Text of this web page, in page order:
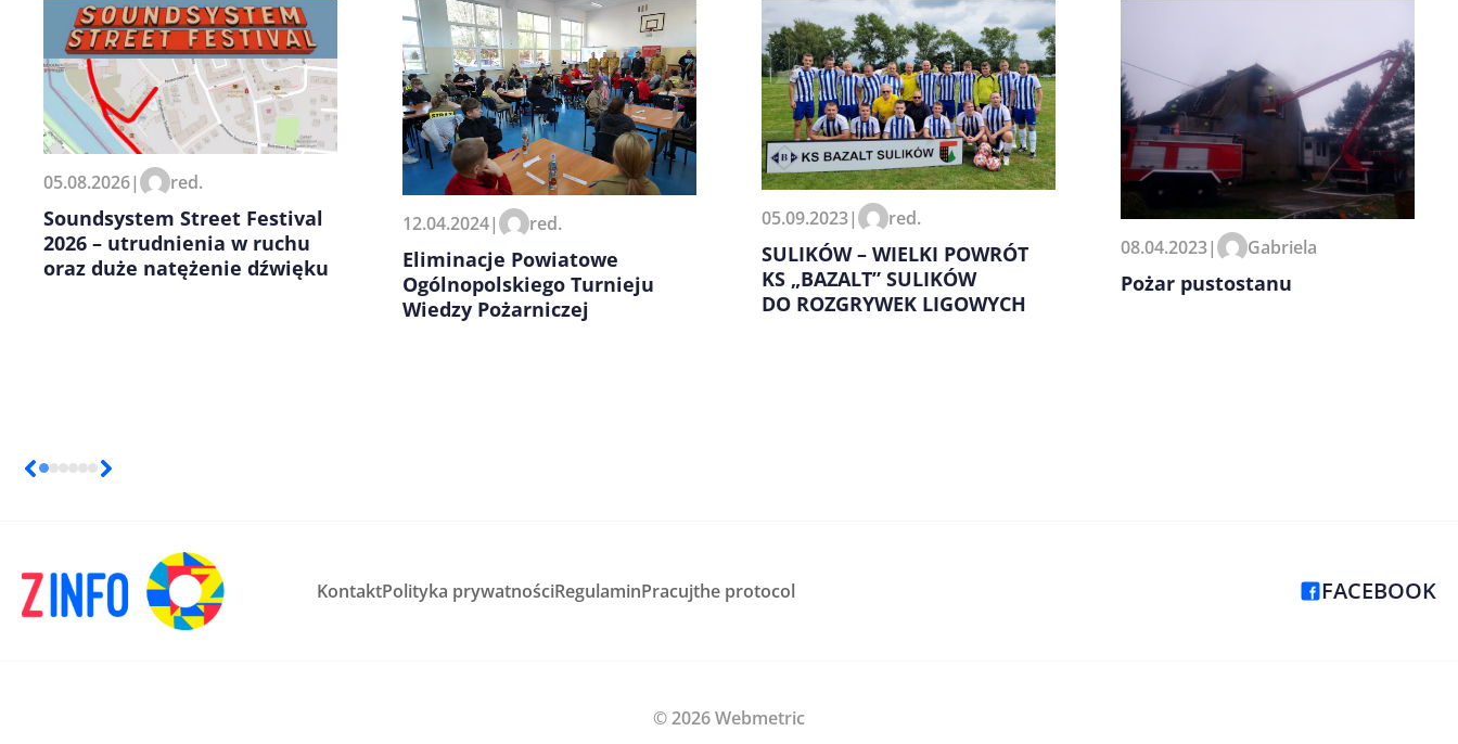
Zapamiętaj moje dane w tej przeglądarce podczas pisania
kolejnych komentarzy.
05.08.2026| red.
Soundsystem Street Festival
2026 – utrudnienia w ruchu
oraz duże natężenie dźwięku
12.04.2024| red.
Eliminacje Powiatowe
Ogólnopolskiego Turnieju
Wiedzy Pożarniczej
05.09.2023| red.
SULIKÓW – WIELKI POWRÓT
KS „BAZALT” SULIKÓW
DO ROZGRYWEK LIGOWYCH
08.04.2023| Gabriela
Pożar pustostanu
KontaktPolityka prywatnościRegulaminPracujthe protocol FACEBOOK
© 2026 Webmetric